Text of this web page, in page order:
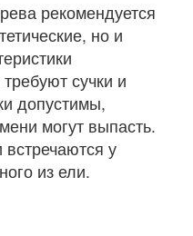
рекомендуется
но и
сучки и
допустимы,
могут выпасть.
встречаются у
из ели.